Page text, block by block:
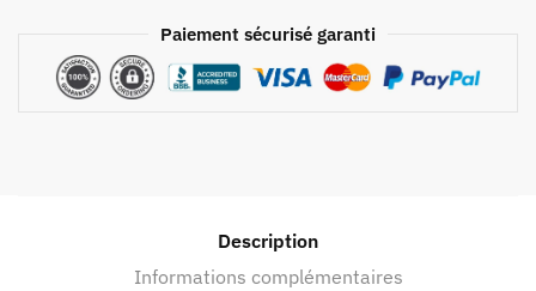
Paiement sécurisé garanti
Description
Informations complémentaires